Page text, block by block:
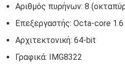
Αριθμός πυρήνων: 8
Επεξεργαστής: Octa-core 1.6
Αρχιτεκτονική: 64-bit
Γραφικά: IMG8322